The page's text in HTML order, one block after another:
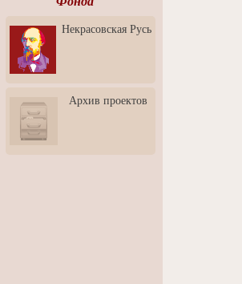
Профессионалов - Эпизод
3: Обусловленности
человека и их влияние на
карьеру
скульптором Дмитрием
Тугариновым
АртБульвар в День города
Некрасовская Русь
Архив проектов